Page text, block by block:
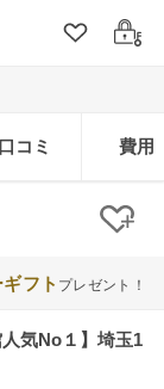
クリップ
ログ
口コミ 費用
ク
フト プレゼント！
気No１】埼玉1